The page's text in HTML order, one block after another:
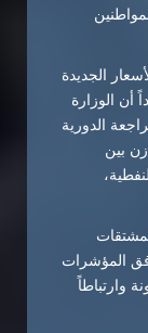
الجديدة
أن الوزارة
الدورية
بين
المؤشرات
وارتباطاً